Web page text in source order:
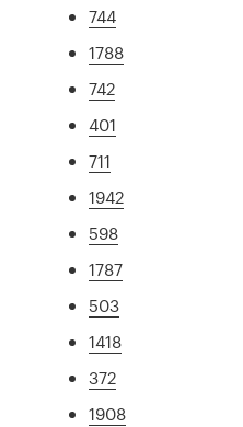
744
1788
742
401
711
1942
598
1787
503
1418
372
1908